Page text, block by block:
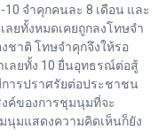
จำคุกคนละ 8 เดือน และ
ลยทั้งหมดเคยถูกลงโทษจำ
ชาติ โทษจำคุกจึงให้รอ
เลยทั้ง 10 ยื่นอุทธรณ์ต่อสู้
ารปราศรัยต่อประชาชน
ค์ของการชุมนุมที่จะ
มแสดงความคิดเห็นก็ยัง